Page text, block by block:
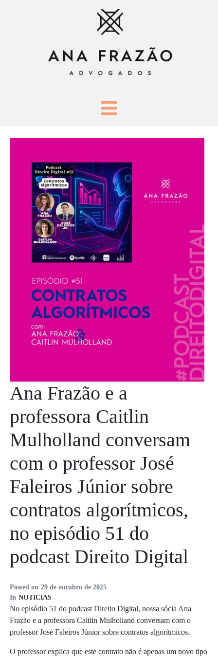
Posted on 29 de outubro de 2025
In NOTICIAS
Ana Frazão e a
professora Caitlin
Mulholland conversam
com o professor José
Faleiros Júnior sobre
contratos algorítmicos,
no episódio 51 do
podcast Direito Digital
No episódio 51 do podcast Direito Digital, nossa sócia Ana
Frazão e a professora Caitlin Mulholland conversam com o
professor José Faleiros Júnior sobre contratos algorítmicos.
O professor explica que este contrato não é apenas um novo tipo